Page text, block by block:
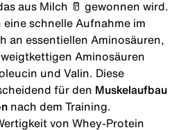
aus Milch 🥛 gewonnen wird.
schnelle Aufnahme im
an essentiellen Aminosäuren,
Aminosäuren
und Valin. Diese
für den Muskelaufbau
nach dem Training.
von Whey-Protein